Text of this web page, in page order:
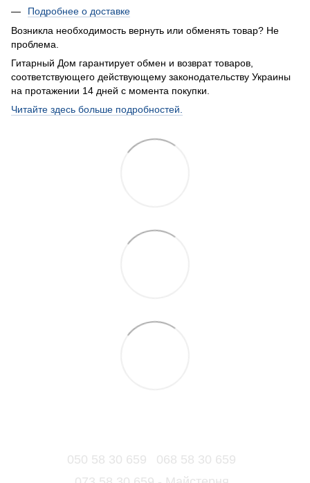
Подробнее о доставке
Возникла необходимость вернуть или обменять товар? Не
проблема.
Гитарный Дом гарантирует обмен и возврат товаров,
соответствующего действующему законодательству Украины
на протажении 14 дней с момента покупки.
Читайте здесь больше подробностей.
050 58 30 659
068 58 30 659